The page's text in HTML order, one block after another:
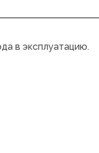
в эксплуатацию.